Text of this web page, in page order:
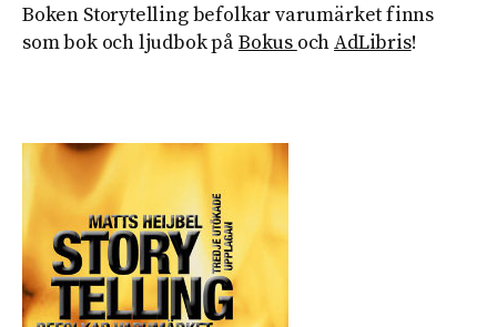
Boken Storytelling befolkar varumärket finns
som bok och ljudbok påBokus ochAdLibris!